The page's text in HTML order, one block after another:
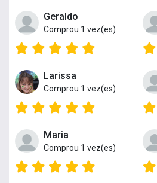
Geraldo
Comprou 1 vez(es)
Larissa
Comprou 1 vez(es)
Maria
Comprou 1 vez(es)